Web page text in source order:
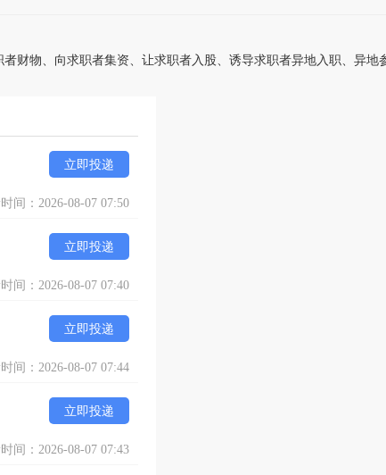
财物、向求职者集资、让求职者入股、诱导求职者异地入职、异
立即投递
间：2026-08-07 07:50
立即投递
间：2026-08-07 07:40
立即投递
间：2026-08-07 07:44
立即投递
间：2026-08-07 07:43